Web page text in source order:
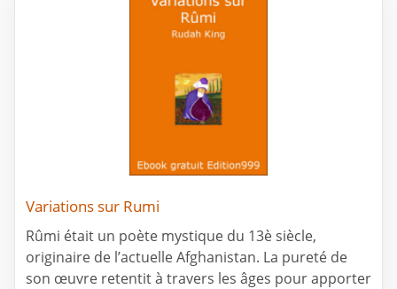
Variations sur Rumi
Rûmi était un poète mystique du 13è siècle,
originaire de l’actuelle Afghanistan. La pureté de
son œuvre retentit à travers les âges pour apporter